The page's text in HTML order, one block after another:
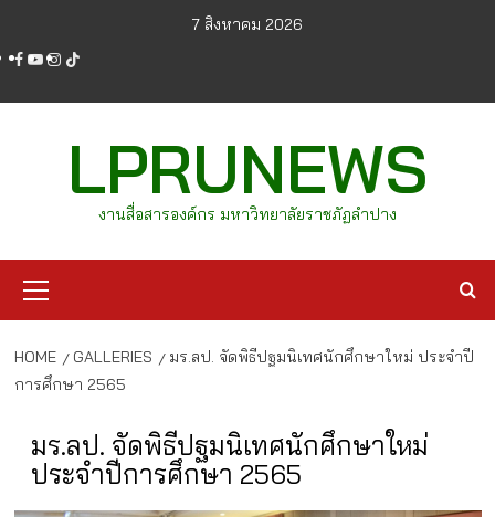
content
7 สิงหาคม 2026
facebook
youtube
instagram
tiktok
LPRUNEWS
งานสื่อสารองค์กร มหาวิทยาลัยราชภัฏลำปาง
Menu
HOME GALLERIES
มร.ลป. จัดพิธีปฐมนิเทศนักศึกษาใหม่ ประจำปี
การศึกษา 2565
มร.ลป. จัดพิธีปฐมนิเทศนักศึกษาใหม่
ประจำปีการศึกษา 2565